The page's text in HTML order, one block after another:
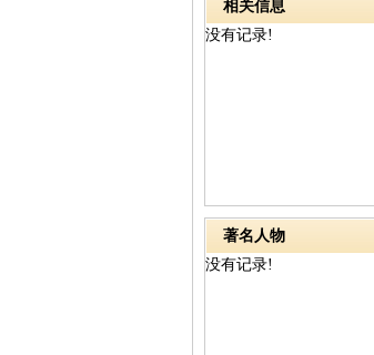
相关信息
没有记录!
著名人物
没有记录!